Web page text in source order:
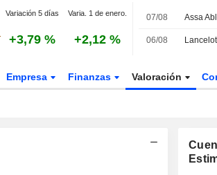
Variación 5 días Varia. 1 de enero.
+3,79 % +2,12 %
07/08
06/08
Empresa Finanzas Valoración